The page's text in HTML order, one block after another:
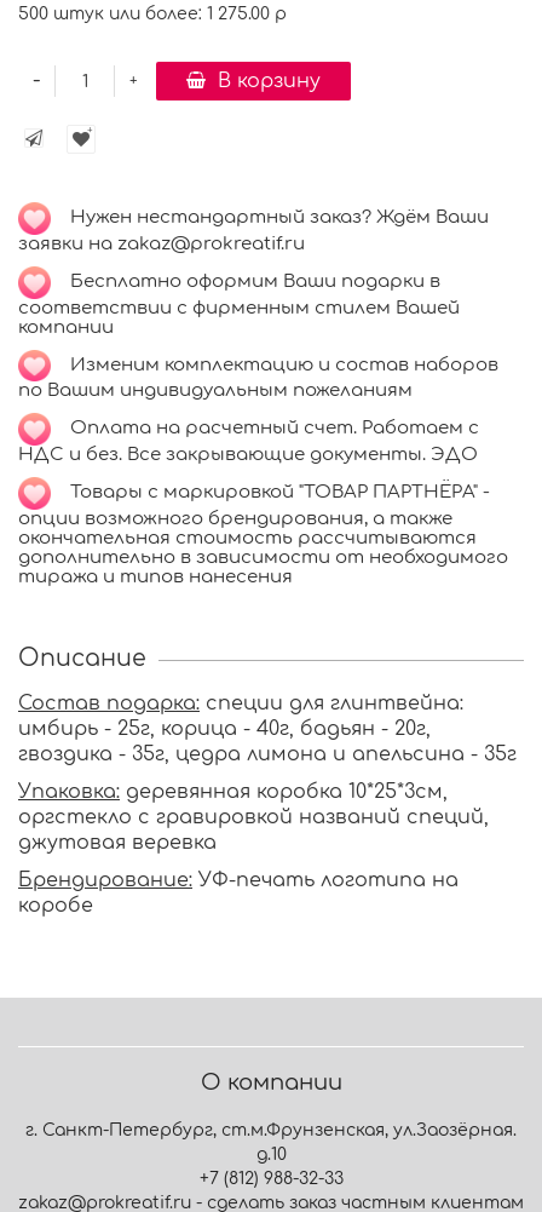
500 штук или более: 1 275.00 р
+
- В корзину
Нужен нестандартный заказ? Ждём Ваши
заявки на zakaz@prokreatif.ru
Бесплатно оформим Ваши подарки в
соответствии с фирменным стилем Вашей
компании
Изменим комплектацию и состав наборов
по Вашим индивидуальным пожеланиям
Оплата на расчетный счет. Работаем с
НДС и без. Все закрывающие документы. ЭДО
Товары с маркировкой "ТОВАР ПАРТНЁРА" -
опции возможного брендирования, а также
окончательная стоимость рассчитываются
дополнительно в зависимости от необходимого
тиража и типов нанесения
Описание
Состав подарка: специи для глинтвейна:
имбирь - 25г, корица - 40г, бадьян - 20г,
гвоздика - 35г, цедра лимона и апельсина - 35г
Упаковка: деревянная коробка 10*25*3см,
оргстекло с гравировкой названий специй,
джутовая веревка
Брендирование: УФ-печать логотипа на
коробе
О компании
г. Санкт-Петербург, ст.м.Фрунзенская, ул.Заозёрная.
д.10
+7 (812) 988-32-33
zakaz@prokreatif.ru - сделать заказ частным клиентам